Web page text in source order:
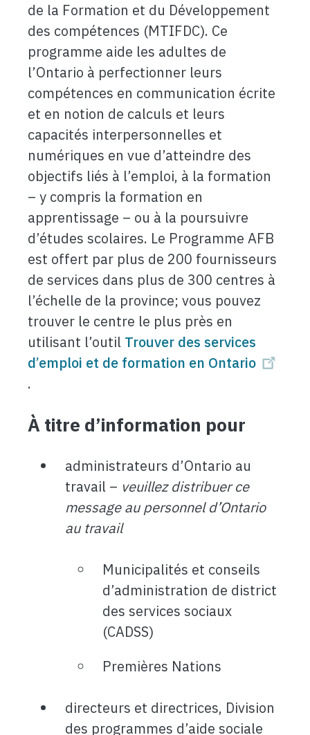
de la Formation et du Développement
des compétences (MTIFDC). Ce
programme aide les adultes de
l’Ontario à perfectionner leurs
compétences en communication écrite
et en notion de calculs et leurs
capacités interpersonnelles et
numériques en vue d’atteindre des
objectifs liés à l’emploi, à la formation
– y compris la formation en
apprentissage – ou à la poursuivre
d’études scolaires. Le Programme AFB
est offert par plus de 200 fournisseurs
de services dans plus de 300 centres à
l’échelle de la province; vous pouvez
trouver le centre le plus près en
utilisant l’outil Trouver des services
d’emploi et de formation en Ontario
.
À titre d’information pour
administrateurs d’Ontario au
travail – veuillez distribuer ce
message au personnel d’Ontario
au travail
Municipalités et conseils
d’administration de district
des services sociaux
(CADSS)
Premières Nations
directeurs et directrices, Division
des programmes d’aide sociale